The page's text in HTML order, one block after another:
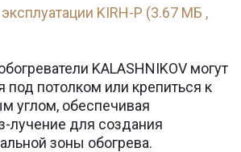
KIRH-P (3.67 МБ ,
KALASHNIKOV могут
под потолком или крепиться к
углом, обеспечивая
лучение для создания
зоны обогрева.